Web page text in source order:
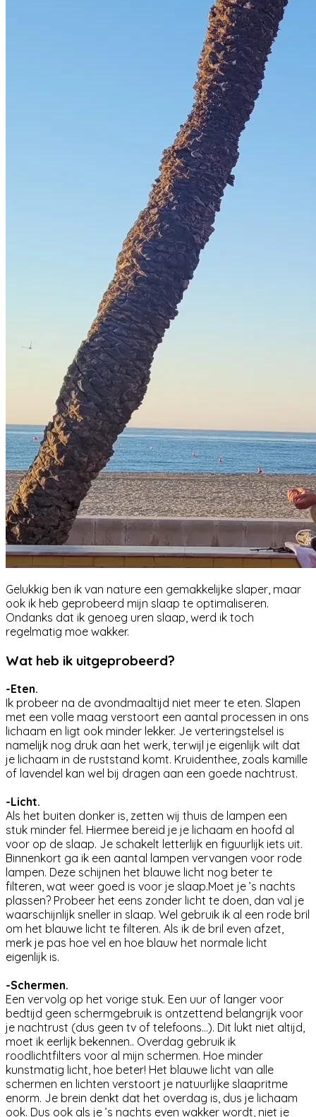
Gelukkig ben ik van nature een gemakkelijke slaper, maar
ook ik heb geprobeerd mijn slaap te optimaliseren.
Ondanks dat ik genoeg uren slaap, werd ik toch
regelmatig moe wakker.
Wat heb ik uitgeprobeerd?
-Eten.
Ik probeer na de avondmaaltijd niet meer te eten. Slapen
met een volle maag verstoort een aantal processen in ons
lichaam en ligt ook minder lekker. Je verteringstelsel is
namelijk nog druk aan het werk, terwijl je eigenlijk wilt dat
je lichaam in de ruststand komt. Kruidenthee, zoals kamille
of lavendel kan wel bij dragen aan een goede nachtrust.
-Licht.
Als het buiten donker is, zetten wij thuis de lampen een
stuk minder fel. Hiermee bereid je je lichaam en hoofd al
voor op de slaap. Je schakelt letterlijk en figuurlijk iets uit.
Binnenkort ga ik een aantal lampen vervangen voor rode
lampen. Deze schijnen het blauwe licht nog beter te
filteren, wat weer goed is voor je slaap.Moet je ’s nachts
plassen? Probeer het eens zonder licht te doen, dan val je
waarschijnlijk sneller in slaap. Wel gebruik ik al een rode bril
om het blauwe licht te filteren. Als ik de bril even afzet,
merk je pas hoe vel en hoe blauw het normale licht
eigenlijk is.
-Schermen.
Een vervolg op het vorige stuk. Een uur of langer voor
bedtijd geen schermgebruik is ontzettend belangrijk voor
je nachtrust (dus geen tv of telefoons...). Dit lukt niet altijd,
moet ik eerlijk bekennen.. Overdag gebruik ik
roodlichtfilters voor al mijn schermen. Hoe minder
kunstmatig licht, hoe beter! Het blauwe licht van alle
schermen en lichten verstoort je natuurlijke slaapritme
enorm. Je brein denkt dat het overdag is, dus je lichaam
ook. Dus ook als je ’s nachts even wakker wordt, niet je